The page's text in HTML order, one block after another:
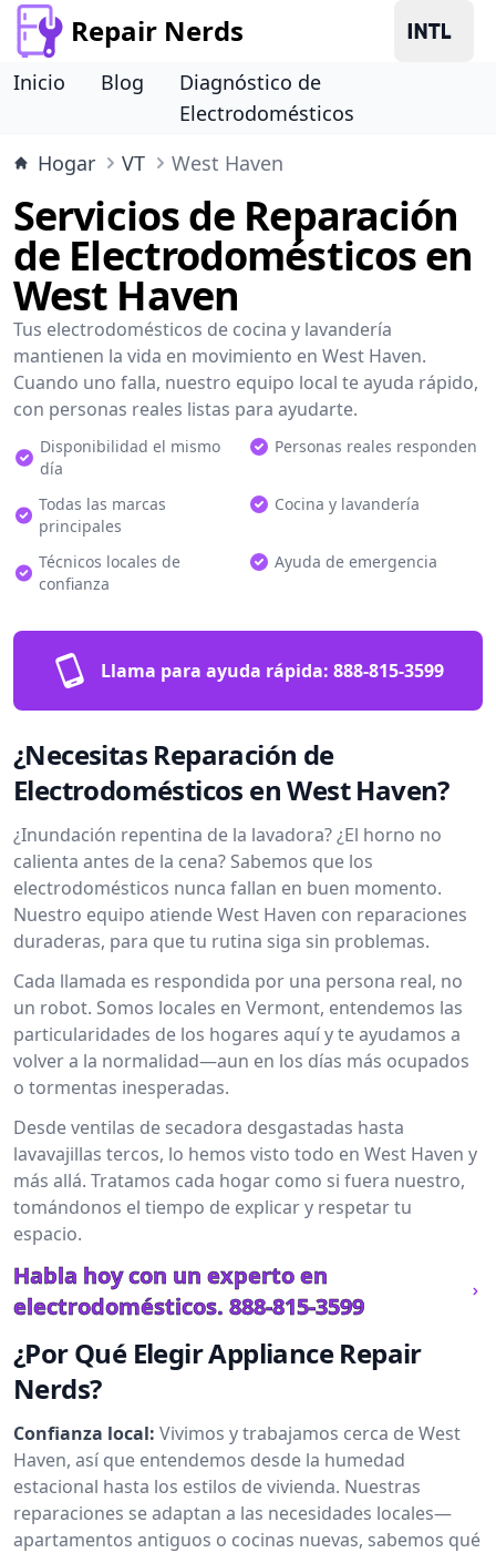
Repair Nerds
Inicio Blog
Diagnóstico de
Electrodomésticos
Hogar
VT West Haven
Servicios de Reparación
de Electrodomésticos en
West Haven
Tus electrodomésticos de cocina y lavandería
mantienen la vida en movimiento en West Haven.
Cuando uno falla, nuestro equipo local te ayuda rápido,
con personas reales listas para ayudarte.
Disponibilidad el mismo
día
Personas reales responden
Todas las marcas
principales
Cocina y lavandería
Técnicos locales de
confianza
Ayuda de emergencia
Llama para ayuda rápida: 888-815-3599
¿Necesitas Reparación de
Electrodomésticos en West Haven?
¿Inundación repentina de la lavadora? ¿El horno no
calienta antes de la cena? Sabemos que los
electrodomésticos nunca fallan en buen momento.
Nuestro equipo atiende West Haven con reparaciones
duraderas, para que tu rutina siga sin problemas.
Cada llamada es respondida por una persona real, no
un robot. Somos locales en Vermont, entendemos las
particularidades de los hogares aquí y te ayudamos a
volver a la normalidad—aun en los días más ocupados
o tormentas inesperadas.
Desde ventilas de secadora desgastadas hasta
lavavajillas tercos, lo hemos visto todo en West Haven y
más allá. Tratamos cada hogar como si fuera nuestro,
tomándonos el tiempo de explicar y respetar tu
espacio.
Habla hoy con un experto en
electrodomésticos. 888-815-3599
¿Por Qué Elegir Appliance Repair
Nerds?
Confianza local: Vivimos y trabajamos cerca de West
Haven, así que entendemos desde la humedad
estacional hasta los estilos de vivienda. Nuestras
reparaciones se adaptan a las necesidades locales—
apartamentos antiguos o cocinas nuevas, sabemos qué